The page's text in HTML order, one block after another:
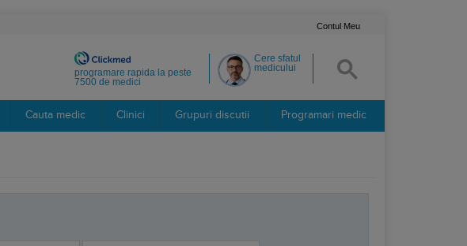
Contul Meu
Cere sfatul
medicului
programare rapida la peste
7500 de medici
Cauta medic Clinici Grupuri discutii Programari medic